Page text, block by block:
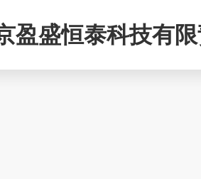
盈盛恒泰科技有